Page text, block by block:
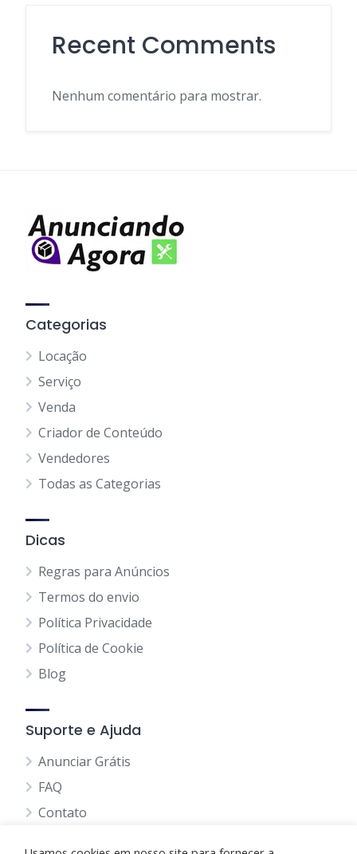
Recent Comments
Nenhum comentário para mostrar.
Categorias
Locação
Serviço
Venda
Criador de Conteúdo
Vendedores
Todas as Categorias
Dicas
Regras para Anúncios
Termos do envio
Política Privacidade
Política de Cookie
Blog
Suporte e Ajuda
Anunciar Grátis
FAQ
Contato